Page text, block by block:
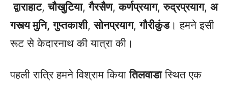
द्वाराहाट,चौखुटिया,गैरसैण,कर्णप्रयाग,रुद्रप्रयाग, अ
गस्त्य मुनि, गुप्तकाशी,सोनप्रयाग,गौरीकुंड। हमने इसी
रूट से केदारनाथ की यात्रा की।
पहली रात्रि हमने विश्राम कियातिलवाडास्थित एक